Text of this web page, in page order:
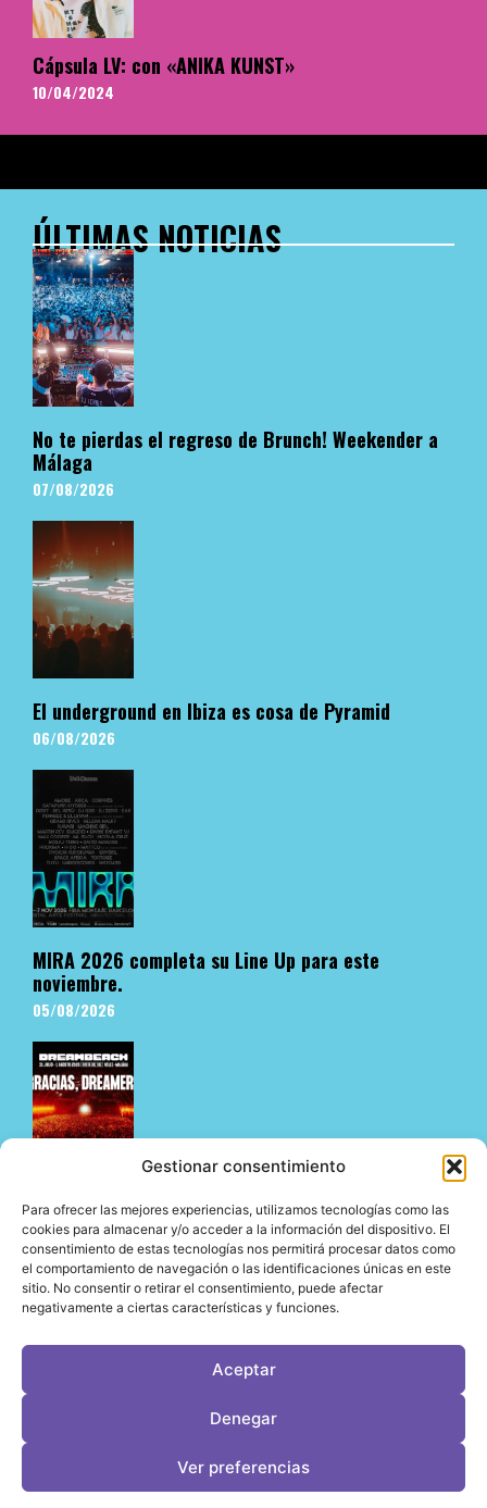
Gestionar consentimiento
Para ofrecer las mejores experiencias, utilizamos tecnologías como las
cookies para almacenar y/o acceder a la información del dispositivo. El
consentimiento de estas tecnologías nos permitirá procesar datos como
el comportamiento de navegación o las identificaciones únicas en este
sitio. No consentir o retirar el consentimiento, puede afectar
negativamente a ciertas características y funciones.
Aceptar
Denegar
Ver preferencias
Cápsula LV: con «ANIKA KUNST»
10/04/2024
ÚLTIMAS NOTICIAS
No te pierdas el regreso de Brunch! Weekender a
Málaga
07/08/2026
El underground en Ibiza es cosa de Pyramid
06/08/2026
MIRA 2026 completa su Line Up para este
noviembre.
05/08/2026
Dreambeach no defrauda en su estreno en Vélez-
Málaga y abre su nueva etapa en la Costa del Sol
05/08/2026
Desarrollo web por OrigenDigitalContacto: info@leviragetv